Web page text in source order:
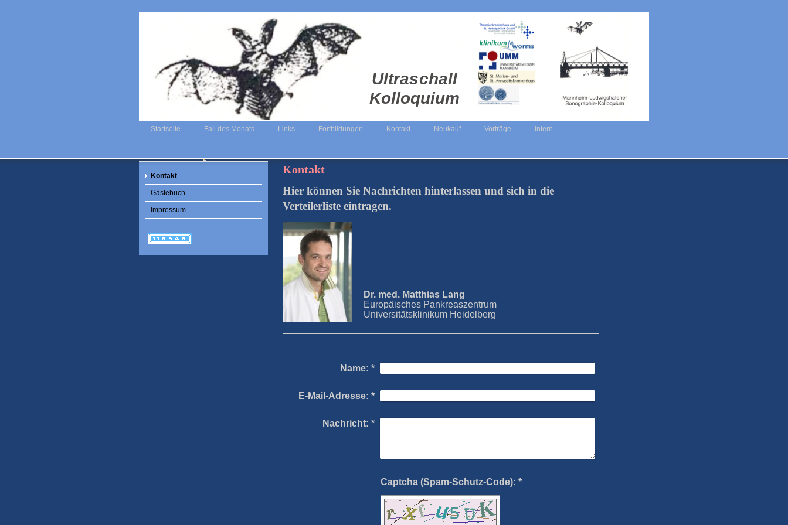
Ultraschall
Kolloquium
Startseite Fall des Monats Links Fortbildungen Kontakt Neukauf Vorträge Intern
Kontakt
Gästebuch
Impressum
Kontakt
Hier können Sie Nachrichten hinterlassen und sich in die
Verteilerliste eintragen.
Dr. med. Matthias Lang
Europäisches Pankreaszentrum
Universitätsklinikum Heidelberg
Name: *
E-Mail-Adresse: *
Nachricht: *
Captcha (Spam-Schutz-Code): *